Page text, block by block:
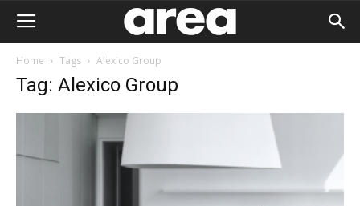
Home Tags Alexico Group
Tag: Alexico Group